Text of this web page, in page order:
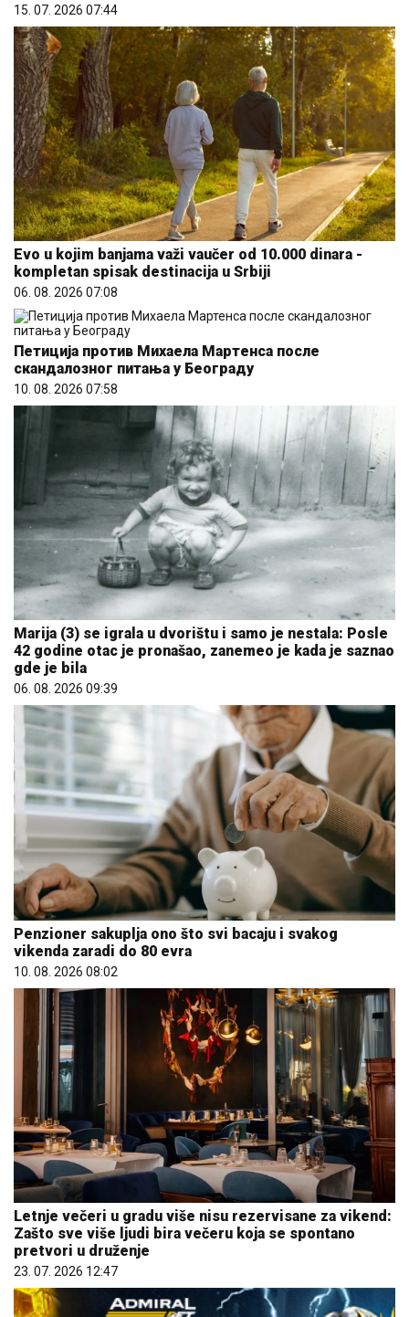
15. 07. 2026 07:44
Evo u kojim banjama važi vaučer od 10.000 dinara -
kompletan spisak destinacija u Srbiji
06. 08. 2026 07:08
Петиција против Михаела Мартенса после
скандалозног питања у Београду
10. 08. 2026 07:58
Marija (3) se igrala u dvorištu i samo je nestala: Posle
42 godine otac je pronašao, zanemeo je kada je saznao
gde je bila
06. 08. 2026 09:39
Penzioner sakuplja ono što svi bacaju i svakog
vikenda zaradi do 80 evra
10. 08. 2026 08:02
Letnje večeri u gradu više nisu rezervisane za vikend:
Zašto sve više ljudi bira večeru koja se spontano
pretvori u druženje
23. 07. 2026 12:47